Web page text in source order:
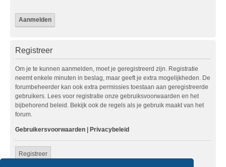
Registreer
Om je te kunnen aanmelden, moet je geregistreerd zijn. Registratie
neemt enkele minuten in beslag, maar geeft je extra mogelijkheden. De
forumbeheerder kan ook extra permissies toestaan aan geregistreerde
gebruikers. Lees voor registratie onze gebruiksvoorwaarden en het
bijbehorend beleid. Bekijk ook de regels als je gebruik maakt van het
forum.
Gebruikersvoorwaarden | Privacybeleid
Registreer